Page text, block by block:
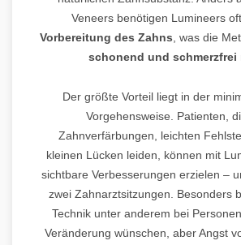
Veneers benötigen Lumineers oft
Vorbereitung des Zahns, was die
schonend und schmerzfrei
Der größte Vorteil liegt in der
Vorgehensweise. Patienten,
Zahnverfärbungen, leichten
kleinen Lücken leiden, können mit
sichtbare Verbesserungen erzielen –
zwei Zahnarztsitzungen. Besonders
Technik unter anderem bei
Veränderung wünschen, aber Angst